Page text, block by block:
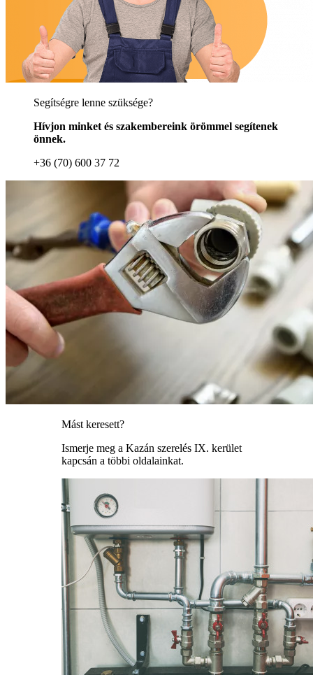
Segítségre lenne szüksége?
Hívjon minket és szakembereink örömmel segítenek
önnek.
+36 (70) 600 37 72
Mást keresett?
Ismerje meg a Kazán szerelés IX. kerület
kapcsán a többi oldalainkat.